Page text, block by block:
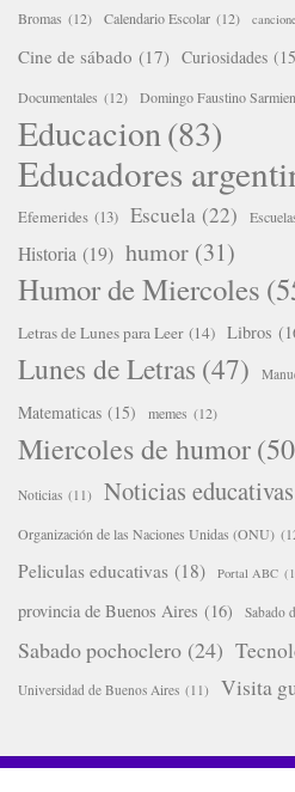
Bromas (12) Calendario Escolar (12)
Cine de sábado (17) Curiosidades
Documentales (12) Domingo Faustino
Educacion (83)
Educadores
Efemerides (13) Escuela (22)
Historia (19) humor (31)
Humor de Miercoles
Letras de Lunes para Leer (14) Libros
Lunes de Letras (47)
Matematicas (15) memes (12)
Miercoles de humor
Noticias (11) Noticias educativas
Organización de las Naciones Unidas (ONU)
Peliculas educativas (18) Portal ABC
provincia de Buenos Aires (16) Sabado
Sabado pochoclero (24)
Universidad de Buenos Aires (11) Visita